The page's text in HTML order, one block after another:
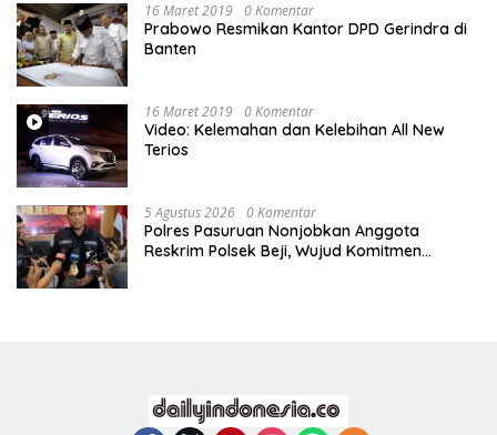
16 Maret 2019 0 Komentar
Prabowo Resmikan Kantor DPD Gerindra di
Banten
16 Maret 2019 0 Komentar
Video: Kelemahan dan Kelebihan All New
Terios
5 Agustus 2026 0 Komentar
Polres Pasuruan Nonjobkan Anggota
Reskrim Polsek Beji, Wujud Komitmen